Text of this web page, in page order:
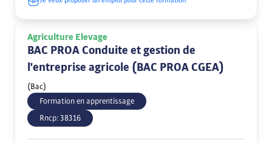
Agriculture Elevage
BAC PROA Conduite et gestion de
l'entreprise agricole (BAC PROA CGEA)
(Bac)
Formation en apprentissage
Rncp: 38316